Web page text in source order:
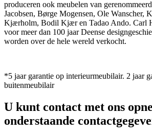
produceren ook meubelen van
Jacobsen, Børge Mogensen, Ole Wanscher,
Kjærholm, Bodil Kjær en Tadao Ando. Carl
voor meer dan 100 jaar Deense
worden over de hele wereld verkocht.
*5 jaar garantie op interieurmeubilair. 2 jaar
buitenmeubilair
U kunt contact met ons
onderstaande